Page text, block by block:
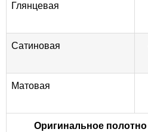
Глянцевая
Сатиновая
Матовая
Оригинальное полотно